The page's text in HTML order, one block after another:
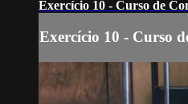
Exercício 10 - Curso de
Exercício 10 - Curso